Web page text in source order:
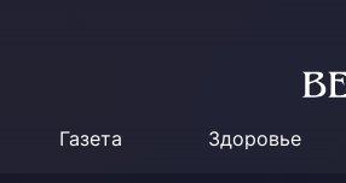
Газета Здоровье